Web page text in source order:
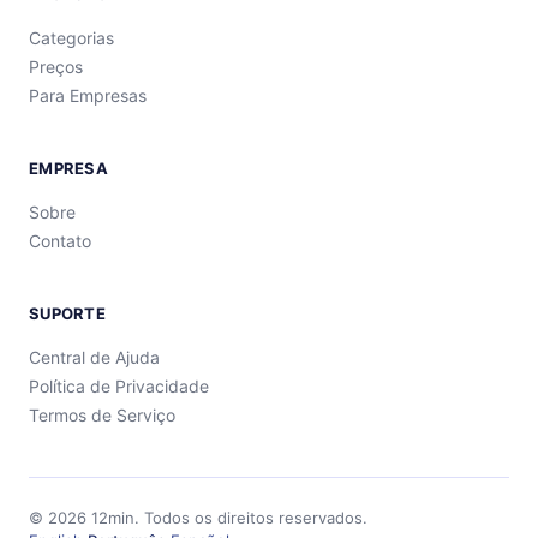
Categorias
Preços
Para Empresas
EMPRESA
Sobre
Contato
SUPORTE
Central de Ajuda
Política de Privacidade
Termos de Serviço
© 2026 12min. Todos os direitos reservados.